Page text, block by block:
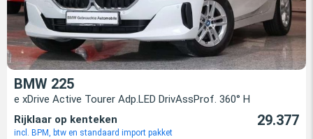
BMW 225
e xDrive Active Tourer Adp.LED DrivAssProf. 360° H
Rijklaar op kenteken
incl. BPM, btw en standaard import pakket
29.377